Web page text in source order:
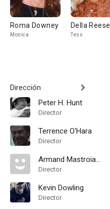
Roma Downey
Monica
Della Reese
Tess
Dirección
Peter H. Hunt
Director
Terrence O'Hara
Director
Armand Mastroianni
Director
Kevin Dowling
Director